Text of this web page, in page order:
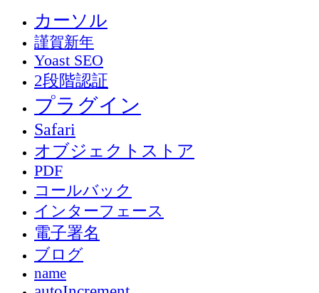
カーソル
謹賀新年
Yoast SEO
2段階認証
プラグイン
Safari
オブジェクトストア
PDF
コールバック
インターフェース
電子署名
ブログ
name